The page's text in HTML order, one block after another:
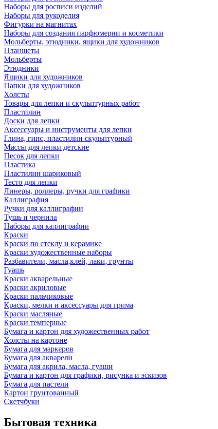
Наборы для росписи изделий
Наборы для рукоделия
Фигурки на магнитах
Наборы для создания парфюмерии и косметики
Мольберты, этюдники, ящики для художников
Планшеты
Мольберты
Этюдники
Ящики для художников
Папки для художников
Холсты
Товары для лепки и скульптурных работ
Пластилин
Доски для лепки
Аксессуары и инструменты для лепки
Глина, гипс, пластилин скульптурный
Массы для лепки детские
Песок для лепки
Пластика
Пластилин шариковый
Тесто для лепки
Линеры, роллеры, ручки для графики
Каллиграфия
Ручки для каллиграфии
Тушь и чернила
Наборы для каллиграфии
Краски
Краски по стеклу и керамике
Краски художественные наборы
Разбавители, масла,клей, лаки, грунты
Гуашь
Краски акварельные
Краски акриловые
Краски пальчиковые
Краски, мелки и аксессуары для грима
Краски масляные
Краски темперные
Бумага и картон для художественных работ
Холсты на картоне
Бумага для маркеров
Бумага для акварели
Бумага для акрила, масла, гуаши
Бумага и картон для графики, рисунка и эскизов
Бумага для пастели
Картон грунтованный
Скетчбуки
Бытовая техника